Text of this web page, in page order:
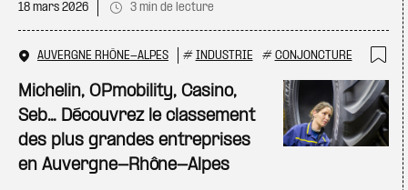
18 mars 2026 3 min de lecture
AUVERGNE RHÔNE-ALPES # INDUSTRIE # CONJONCTURE
Michelin, OPmobility, Casino,
Seb… Découvrez le classement
des plus grandes entreprises
en Auvergne-Rhône-Alpes